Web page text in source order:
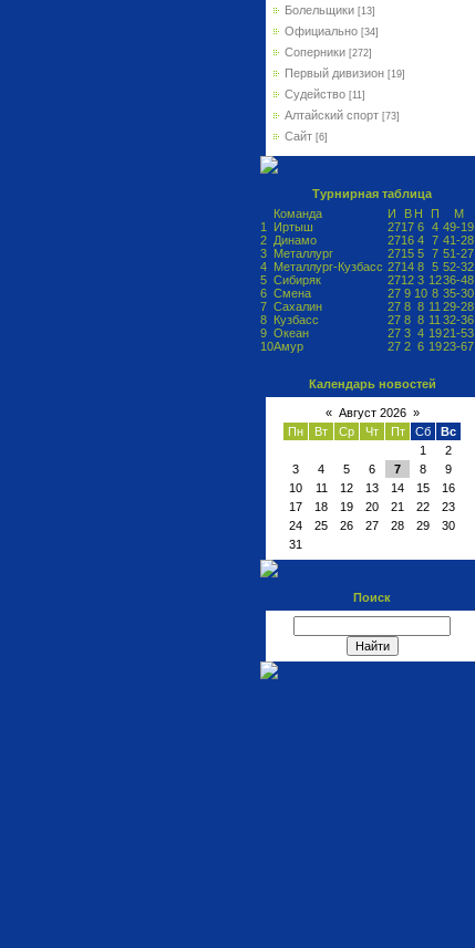
Болельщики [13]
Официально [34]
Соперники [272]
Первый дивизион [19]
Судейство [11]
Алтайский спорт [73]
Сайт [6]
Турнирная таблица
Команда
И В Н П М
1
Иртыш 2717 6 4 49-19
2 Динамо 2716 4 7 41-28
3 Металлург 2715 5 7 51-27
4 Металлург-Кузбасс 2714 8 5 52-32
5 Сибиряк 2712 3 1236-48
6 Смена 27 9 10 8 35-30
7 Сахалин 27 8 8 11 29-28
8 Кузбасс 27 8 8 11 32-36
9 Океан 27 3 4 1921-53
10Амур 27 2 6 1923-67
Календарь новостей
« Август 2026 »
Пн
Вт Ср Чт Пт Сб
Вс
1
2
3
4 5 6 7 8
9
10
11 12 13 14 15
16
17
18 19 20 21 22
23
24
25 26 27 28 29
30
31
Поиск